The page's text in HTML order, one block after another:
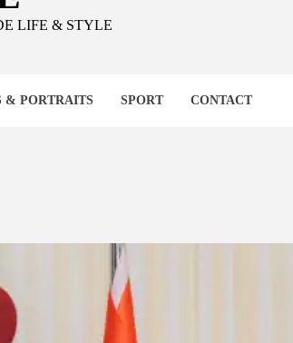
LIFE & STYLE
& PORTRAITS SPORT CONTACT